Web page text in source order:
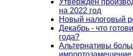
Утвержден
на 2022 год
Новый налоговый
Декабрь - что
года?
Альтернативы